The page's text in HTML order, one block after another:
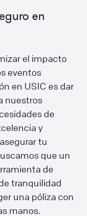
en
el impacto
eventos
en USIC es dar
nuestros
de
y
tu
que un
de
tranquilidad
una póliza con
manos.